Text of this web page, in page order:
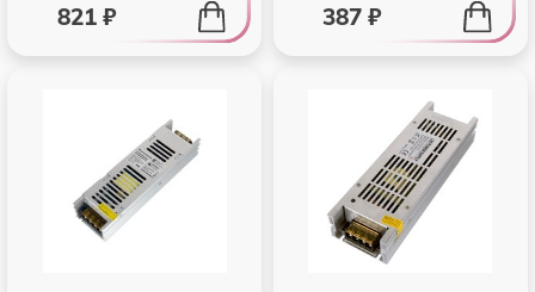
821 ₽ 387 ₽